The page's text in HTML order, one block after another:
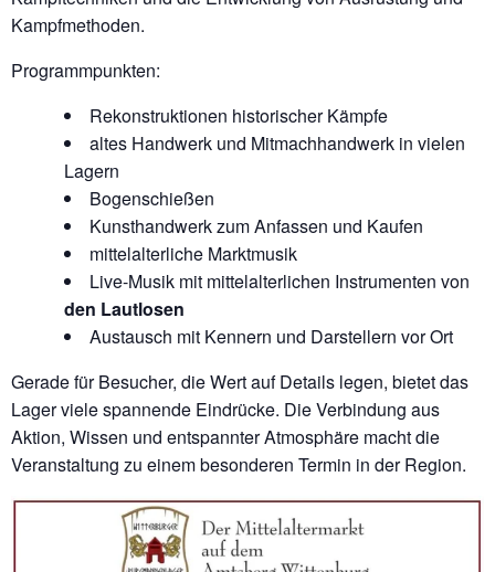
Kampfmethoden.
Programmpunkten:
Rekonstruktionen historischer Kämpfe
altes Handwerk und Mitmachhandwerk in vielen
Lagern
Bogenschießen
Kunsthandwerk zum Anfassen und Kaufen
mittelalterliche Marktmusik
Live-Musik mit mittelalterlichen Instrumenten von
den Lautlosen
Austausch mit Kennern und Darstellern vor Ort
Gerade für Besucher, die Wert auf Details legen, bietet das
Lager viele spannende Eindrücke. Die Verbindung aus
Aktion, Wissen und entspannter Atmosphäre macht die
Veranstaltung zu einem besonderen Termin in der Region.